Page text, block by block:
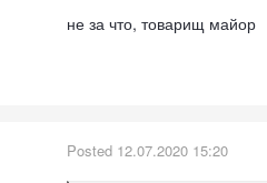
не за что, товарищ майор
Posted 12.07.2020 15:20